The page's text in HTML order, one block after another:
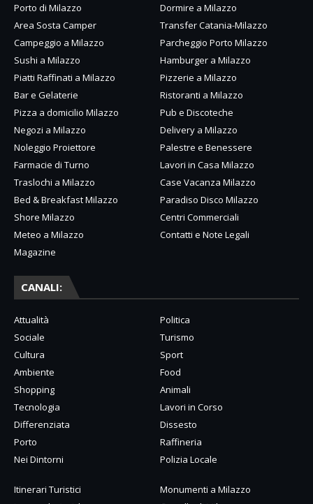
Porto di Milazzo
Dormire a Milazzo
Area Sosta Camper
Transfer Catania-Milazzo
Campeggio a Milazzo
Parcheggio Porto Milazzo
Sushi a Milazzo
Hamburger a Milazzo
Piatti Raffinati a Milazzo
Pizzerie a Milazzo
Bar e Gelaterie
Ristoranti a Milazzo
Pizza a domicilio Milazzo
Pub e Discoteche
Negozi a Milazzo
Delivery a Milazzo
Noleggio Proiettore
Palestre e Benessere
Farmacie di Turno
Lavori in Casa Milazzo
Traslochi a Milazzo
Case Vacanza Milazzo
Bed & Breakfast Milazzo
Paradiso Disco Milazzo
Shore Milazzo
Centri Commerciali
Meteo a Milazzo
Contatti e Note Legali
Magazine
CANALI:
Attualità
Politica
Sociale
Turismo
Cultura
Sport
Ambiente
Food
Shopping
Animali
Tecnologia
Lavori in Corso
Differenziata
Dissesto
Porto
Raffineria
Nei Dintorni
Polizia Locale
Itinerari Turistici
Monumenti a Milazzo